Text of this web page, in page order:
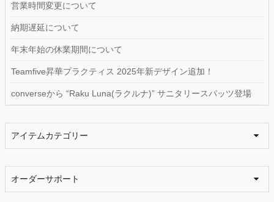
営業時間変更について
納期遅延について
年末年始の休業期間について
Teamfive昇華プラクティス 2025年新デザイン追加！
converseから “Raku Luna(ラクルナ)” サニタリースパッツ登場
アイテムカテゴリー
オーダーサポート